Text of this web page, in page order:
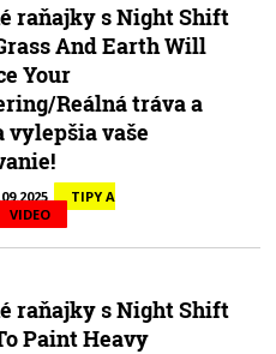
raňajky s Night Shift
And Earth Will
Your
Reálná tráva a
vylepšia vaše
TIPY A
VIDEO
raňajky s Night Shift
Paint Heavy